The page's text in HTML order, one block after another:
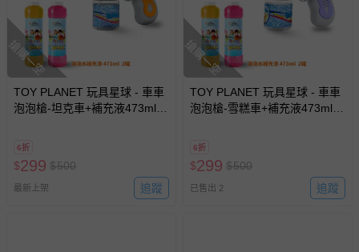
搶購一空
TOY PLANET 玩具星球 - 車車
泡泡槍-坦克車+補充液473ml 2
6折
$299 $500
最新上架 追蹤
搶購一空
TOY PLANET 玩具星球 - 車車
泡泡槍-雪糕車+補充液473ml 2
6折
$299 $500
已售出 2 追蹤